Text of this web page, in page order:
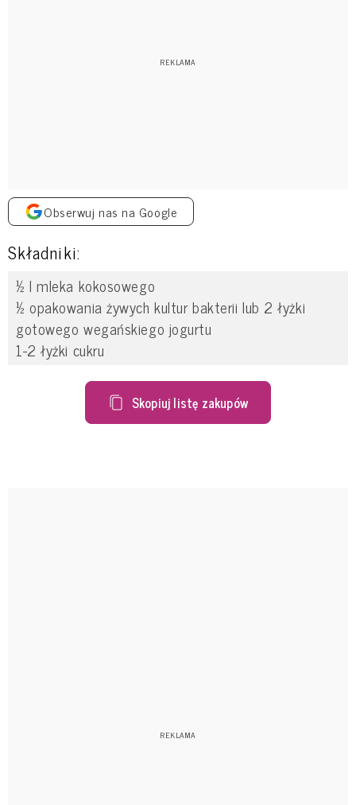
Obserwuj nas na Google
Składniki:
½ l mleka kokosowego
½ opakowania żywych kultur bakterii lub 2 łyżki
gotowego wegańskiego jogurtu
1-2 łyżki cukru
Skopiuj listę zakupów